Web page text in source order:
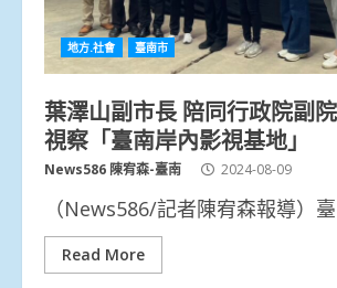
地方.社會 臺南市
葉澤山副市長 陪同行政院副
視察「臺南岸內影視基地」
News586 陳宥森-臺南 2024-08-09
（News586/記者陳宥森報導）臺
Read More